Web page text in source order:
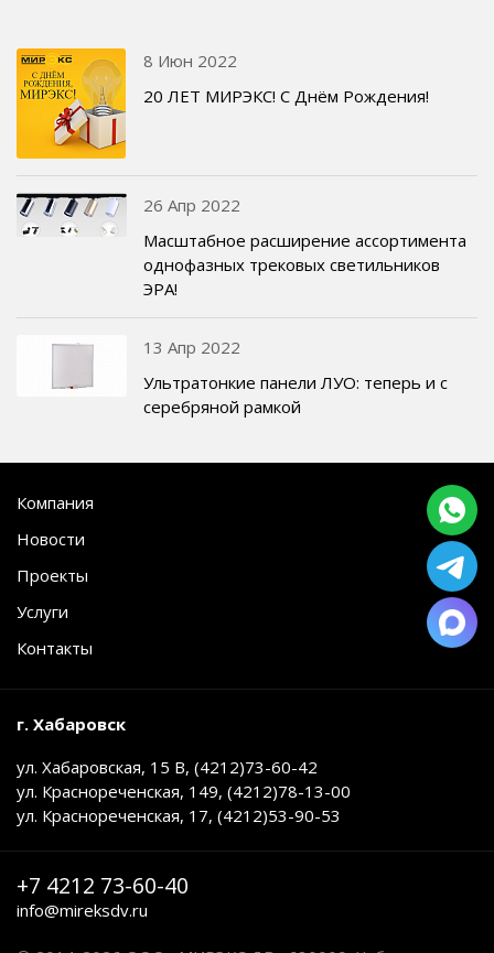
8 Июн 2022
20 ЛЕТ МИРЭКС! С Днём Рождения!
26 Апр 2022
Масштабное расширение ассортимента
однофазных трековых светильников
ЭРА!
13 Апр 2022
Ультратонкие панели ЛУО: теперь и с
серебряной рамкой
Компания
Новости
Проекты
Услуги
Контакты
г. Хабаровск
ул. Хабаровская, 15 В, (4212)73-60-42
ул. Краснореченская, 149, (4212)78-13-00
ул. Краснореченская, 17, (4212)53-90-53
+7 4212 73-60-40
info@mireksdv.ru